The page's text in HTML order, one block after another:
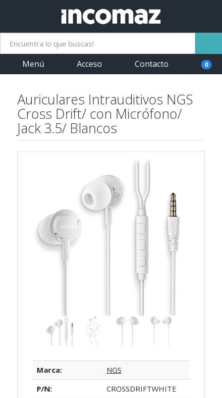
Menú Acceso Contacto 0
Auriculares Intrauditivos NGS
Cross Drift/ con Micrófono/
Jack 3.5/ Blancos
Marca:
NGS
P/N:
CROSSDRIFTWHITE